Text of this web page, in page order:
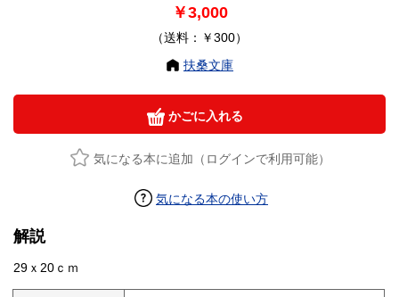
￥3,000
（送料：￥300）
扶桑文庫
かごに入れる
気になる本に追加（ログインで利用可能）
気になる本の使い方
解説
29ｘ20ｃｍ